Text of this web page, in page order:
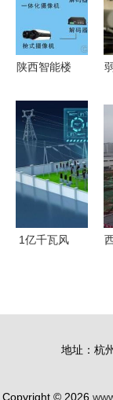
合布线服务
陕西智能楼
与综合布线
工程详解
1亿千瓦风
军，助力智
地址：杭
Copyright © 2026